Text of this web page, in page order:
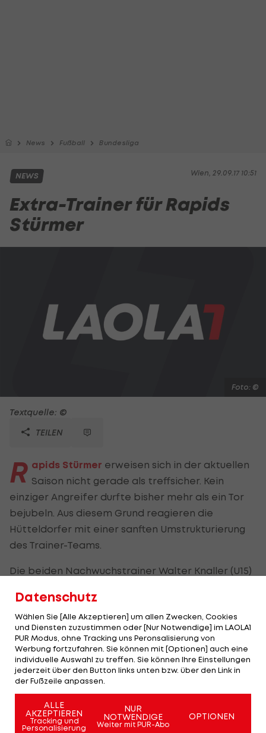
News Fußball Bundesliga
Wien, 29.09.17 10:51
NEWS
Extra-Trainer für Rapids
Stürmer
Foto: ©
Textquelle: ©
TEILEN
R apids Stürmer erweisen sich in der aktuellen
Saison nicht gerade als treffsicher. Kein
einziger Angreifer durfte bisher mehr als ein Tor
bejubeln. Aus diesem Grund reagieren die
Hütteldorfer mit einer sanften Umstrukturierung
des Trainer-Teams.
Die beiden Nachwuchstrainer Walter Knaller (U15)
abwechselnd gesondert mit den Angreifern des
SCR arbeiten. Sollte sich keine Besserung
einstellen, denkt Sportchef Fredy Bickel offenbar
darüber nach, einen zusätzlichen "Spartentrainer"
zu engagieren.
Knaller und Radovic waren in ihren aktiven Zeiten
übrigens beide selbst Stürmer.
Datenschutz
Wählen Sie [Alle Akzeptieren] um allen Zwecken, Cookies
und Diensten zuzustimmen oder [Nur Notwendige] im LAOLA1
PUR Modus, ohne Tracking uns Peronsalisierung von
Werbung fortzufahren. Sie können mit [Optionen] auch eine
individuelle Auswahl zu treffen. Sie können Ihre Einstellungen
jederzeit über den Button links unten bzw. über den Link in
der Fußzeile anpassen.
ALLE
AKZEPTIEREN
Tracking und
Personalisierung
NUR
NOTWENDIGE
Weiter mit PUR-Abo
OPTIONEN